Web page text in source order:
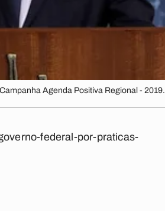
Agenda Positiva Regional - 2019.
federal-por-praticas-